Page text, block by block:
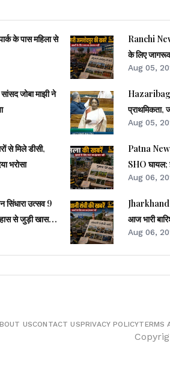
के पास महिला से
जोबा माझी ने
से मिले डीसी,
भरोसा
सिंधारा उत्सव 9
से जुड़ी खास
Ranchi
के लिए
Aug 05,
Hazaribagh
प्राथमिकता,
Aug 05,
Patna
SHO घायल;
Aug 06,
Jharkhand
आज भारी
Aug 06,
USCONTACT USPRIVACY POLICYTERMS